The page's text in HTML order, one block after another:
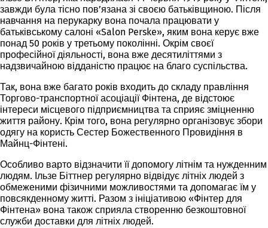
завжди була тісно пов’язана зі своєю батьківщиною. Після
навчання на перукарку вона почала працювати у
батьківському салоні «Salon Perske», яким вона керує вже
понад 50 років у третьому поколінні. Окрім своєї
професійної діяльності, вона вже десятиліттями з
надзвичайною відданістю працює на благо суспільства.
Так, вона вже багато років входить до складу правління
Торгово-транспортної асоціації Фінтена, де відстоює
інтереси місцевого підприємництва та сприяє зміцненню
життя району. Крім того, вона регулярно організовує збори
одягу на користь Сестер Божественного Провидіння в
Майнц-Фінтені.
Особливо варто відзначити її допомогу літнім та нужденним
людям. Ільзе Біттнер регулярно відвідує літніх людей з
обмеженими фізичними можливостями та допомагає їм у
повсякденному житті. Разом з ініціативою «Фінтер для
Фінтена» вона також сприяла створенню безкоштовної
служби доставки для літніх людей.